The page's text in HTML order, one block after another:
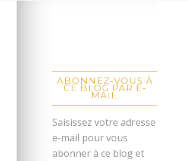
ABONNEZ-VOUS À
CE BLOG PAR E-
MAIL.
Saisissez votre adresse
e-mail pour vous
abonner à ce blog et